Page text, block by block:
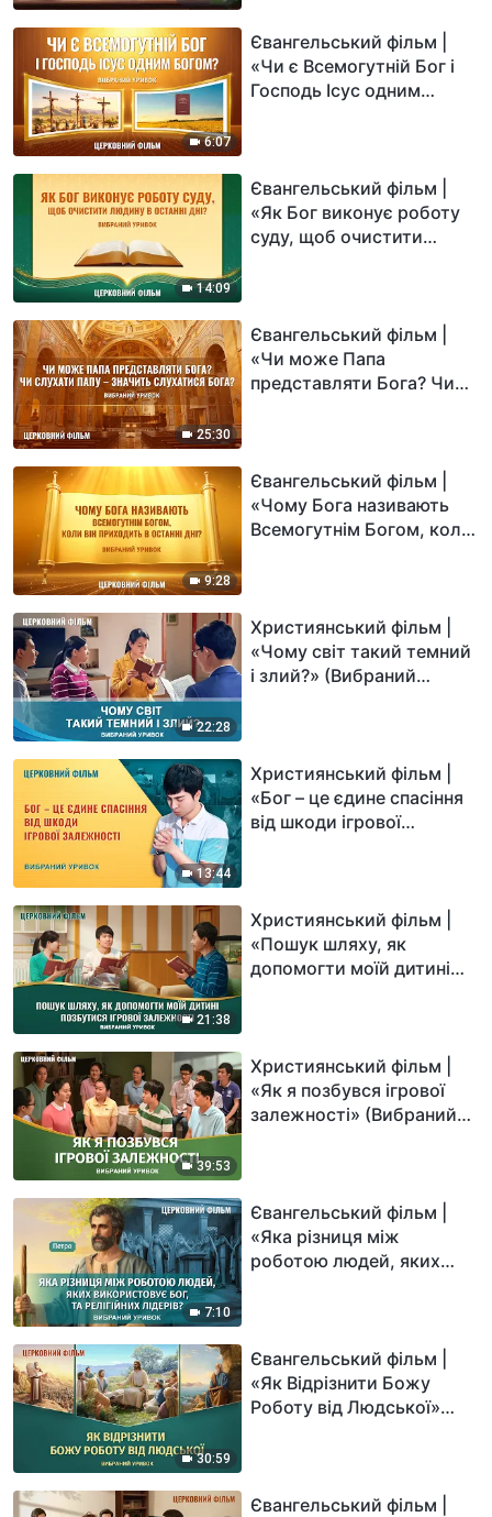
6:07
Євангельський фільм |
«Чи є Всемогутній Бог і
Господь Ісус одним
14:09
Євангельський фільм |
«Як Бог виконує роботу
суду, щоб очистити
25:30
Євангельський фільм |
«Чи може Папа
представляти Бога? Чи
9:28
Євангельський фільм |
«Чому Бога називають
Всемогутнім Богом, коли
22:28
Християнський фільм |
«Чому світ такий темний
і злий?» (Вибраний
13:44
Християнський фільм |
«Бог – це єдине спасіння
від шкоди ігрової
21:38
Християнський фільм |
«Пошук шляху, як
допомогти моїй дитині
39:53
Християнський фільм |
«Як я позбувся ігрової
залежності» (Вибраний
7:10
Євангельський фільм |
«Яка різниця між
роботою людей, яких
30:59
Євангельський фільм |
«Як Відрізнити Божу
Роботу від Людської»
Євангельський фільм |